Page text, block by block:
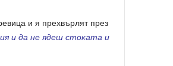
и я прехвърлят през
и да не ядеш стоката и